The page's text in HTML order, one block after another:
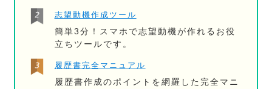
志望動機作成ツール
簡単3分！スマホで志望動機が作れるお役
立ちツールです。
履歴書完全マニュアル
履歴書作成のポイントを網羅した完全マニ